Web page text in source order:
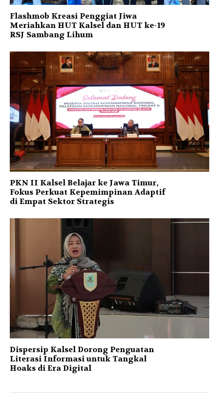
Flashmob Kreasi Penggiat Jiwa
Meriahkan HUT Kalsel dan HUT ke-19
RSJ Sambang Lihum
PKN II Kalsel Belajar ke Jawa Timur,
Fokus Perkuat Kepemimpinan Adaptif
di Empat Sektor Strategis
Dispersip Kalsel Dorong Penguatan
Literasi Informasi untuk Tangkal
Hoaks di Era Digital